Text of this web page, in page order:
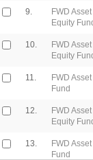
9.
FWD
Equity
10.
FWD
Equity
11.
FWD
Fund
12.
FWD
Equity
13.
FWD
Fund